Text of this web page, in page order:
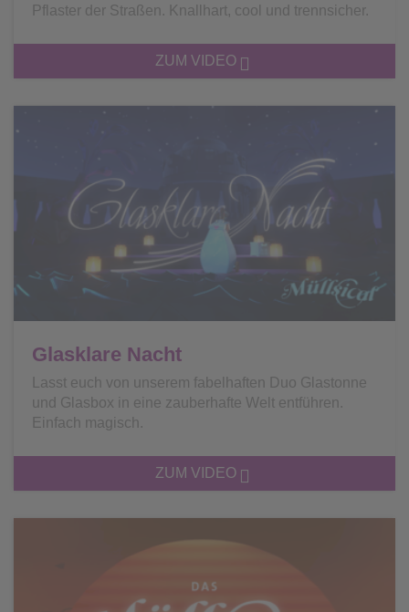
Pflaster der Straßen. Knallhart, cool und trennsicher.
ZUM VIDEO
Glasklare Nacht
Lasst euch von unserem fabelhaften Duo Glastonne
und Glasbox in eine zauberhafte Welt entführen.
Einfach magisch.
ZUM VIDEO